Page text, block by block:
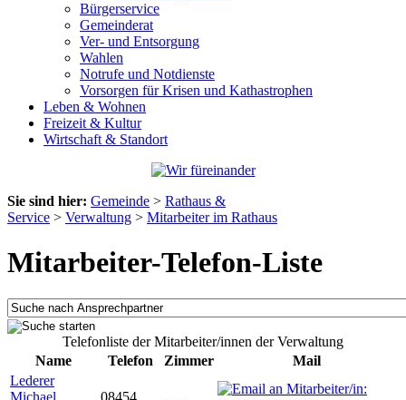
Bürgerservice
Gemeinderat
Ver- und Entsorgung
Wahlen
Notrufe und Notdienste
Vorsorgen für Krisen und Kathastrophen
Leben & Wohnen
Freizeit & Kultur
Wirtschaft & Standort
Sie sind hier: Gemeinde > Rathaus &
Service > Verwaltung > Mitarbeiter im Rathaus
Mitarbeiter-Telefon-Liste
Telefonliste der Mitarbeiter/innen der Verwaltung
Name
Telefon Zimmer
Mail
Lederer
Michael
08454